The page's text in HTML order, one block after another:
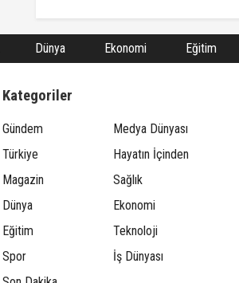
Dünya Ekonomi Eğitim
Kategoriler
Gündem
Medya Dünyası
Türkiye
Hayatın İçinden
Magazin
Sağlık
Dünya
Ekonomi
Eğitim
Teknoloji
Spor
İş Dünyası